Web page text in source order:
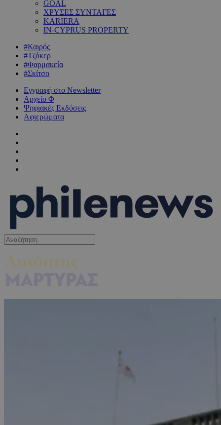
GOAL
ΧΡΥΣΕΣ ΣΥΝΤΑΓΕΣ
KARIERA
IN-CYPRUS PROPERTY
#Καιρός
#Τζόκερ
#Φαρμακεία
#Σκίτσο
Εγγραφή στο Newsletter
Αρχείο Φ
Ψηφιακές Εκδόσεις
Αφιερώματα